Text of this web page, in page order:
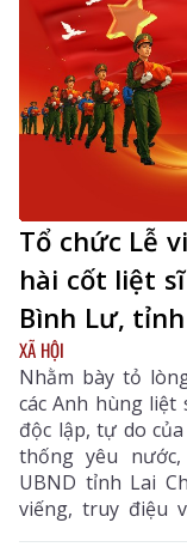
Tổ chức Lễ
hài cốt liệt
Bình Lư,
XÃ HỘI
Nhằm bày tỏ
các Anh hùng liệt
độc lập, tự do
thống yêu
UBND tỉnh Lai
viếng, truy điệu
trang liệt sĩ xã